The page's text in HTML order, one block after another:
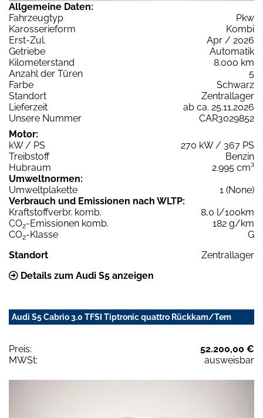
Allgemeine Daten:
Fahrzeugtyp
Pkw
Karosserieform
Kombi
Erst-Zul.
Apr / 2026
Getriebe
Automatik
Kilometerstand
8.000 km
Anzahl der Türen
5
Farbe
Schwarz
Standort
Zentrallager
Lieferzeit
ab ca. 25.11.2026
Unsere Nummer
CAR3029852
Motor:
kW / PS
270 kW / 367 PS
Treibstoff
Benzin
Hubraum
2.995 cm³
Umweltnormen:
Umweltplakette
1 (None)
Verbrauch und Emissionen nach WLTP:
Kraftstoffverbr. komb.
8,0 l/100km
CO2-Emissionen komb.
182 g/km
CO2-Klasse
G
Standort
Zentrallager
Details zum Audi S5 anzeigen
Audi S5 Cabrio 3.0 TFSI Tiptronic quattro Rückkam/Tem
Preis:
52.200,00 €
MWSt:
ausweisbar